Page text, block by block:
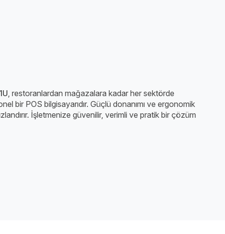
, restoranlardan mağazalara kadar her sektörde
bir POS bilgisayarıdır. Güçlü donanımı ve ergonomik
İşletmenize güvenilir, verimli ve pratik bir çözüm